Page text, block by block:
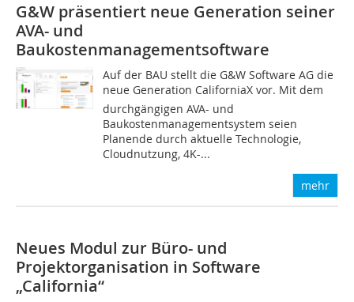
G&W präsentiert neue Generation seiner
AVA- und
Baukostenmanagementsoftware
Auf der BAU stellt die G&W Software AG die
neue Generation CaliforniaX vor. Mit dem
durchgängigen AVA- und
Baukostenmanagementsystem seien
Planende durch aktuelle Technologie,
Cloudnutzung, 4K-...
mehr
Neues Modul zur Büro- und
Projektorganisation in Software
„California“